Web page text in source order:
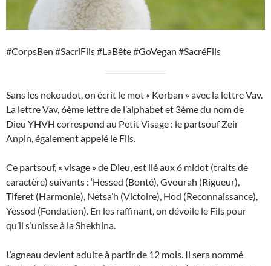
#CorpsBen #SacriFils #LaBête #GoVegan #SacréFils
Sans les nekoudot, on écrit le mot « Korban » avec la lettre Vav.
La lettre Vav, 6ème lettre de l’alphabet et 3ème du nom de
Dieu YHVH correspond au Petit Visage : le partsouf Zeir
Anpin, également appelé le Fils.
Ce partsouf, « visage » de Dieu, est lié aux 6 midot (traits de
caractère) suivants : ‘Hessed (Bonté), Gvourah (Rigueur),
Tiferet (Harmonie), Netsa’h (Victoire), Hod (Reconnaissance),
Yessod (Fondation). En les raffinant, on dévoile le Fils pour
qu’il s’unisse à la Shekhina.
L’agneau devient adulte à partir de 12 mois. Il sera nommé